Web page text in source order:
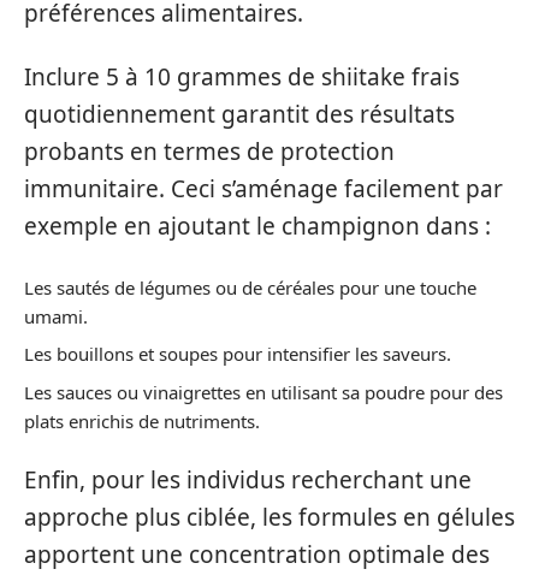
préférences alimentaires.
Inclure 5 à 10 grammes de shiitake frais
quotidiennement garantit des résultats
probants en termes de protection
immunitaire. Ceci s’aménage facilement par
exemple en ajoutant le champignon dans :
Les sautés de légumes ou de céréales pour une touche
umami.
Les bouillons et soupes pour intensifier les saveurs.
Les sauces ou vinaigrettes en utilisant sa poudre pour des
plats enrichis de nutriments.
Enfin, pour les individus recherchant une
approche plus ciblée, les formules en gélules
apportent une concentration optimale des